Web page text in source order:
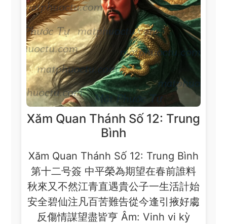
Xăm Quan Thánh Số 12: Trung
Bình
Xăm Quan Thánh Số 12: Trung Bình
第十二号簽 中平榮為期望在春前誰料
秋來又不然江青直遇貴公子一生活計始
安全碧仙注凡百苦難告從今逢引掖好䖏
反傷情謀望盡皆亨 Âm: Vinh vi kỳ